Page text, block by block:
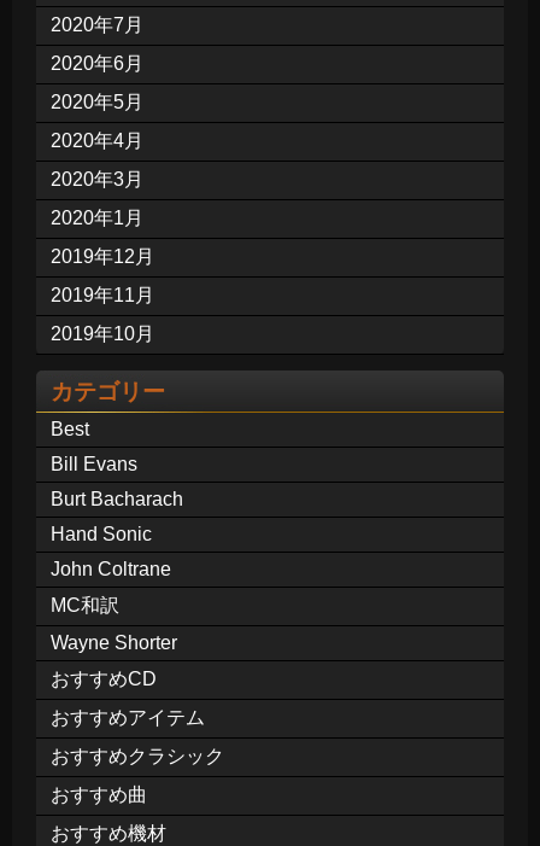
2020年7月
2020年6月
2020年5月
2020年4月
2020年3月
2020年1月
2019年12月
2019年11月
2019年10月
カテゴリー
Best
Bill Evans
Burt Bacharach
Hand Sonic
John Coltrane
MC和訳
Wayne Shorter
おすすめCD
おすすめアイテム
おすすめクラシック
おすすめ曲
おすすめ機材